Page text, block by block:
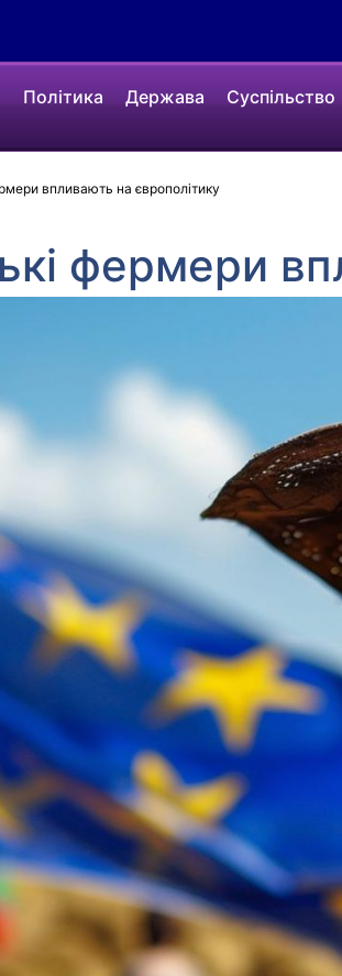
Політика Держава Суспільство
впливають на європолітику
фермери